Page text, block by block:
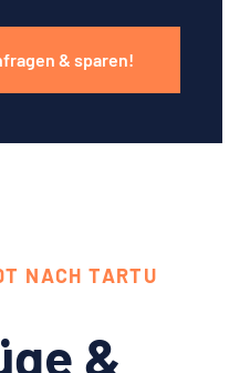
& sparen!
NACH TARTU
&